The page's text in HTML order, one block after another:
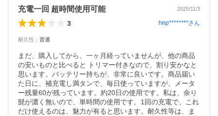
充電一回 超時間使用可能 2025/11/3
3 hnp********さん
耐久性 ： 普通
まだ、購入してから、一ヶ月経っていませんが、他の商品
の安いものと比べると トリマー付きなので、割り安かなと
思います。バッテリー持ちが、非常に良いです。商品届い
た日に、補充電し満タンで、毎日使っていますが、メータ
ー残量60が残っています。約20日の使用です。私は、余り
髭が濃く無いので、単時間の使用です。1回の充電で、これ
だけ使えるのは、魅力が有ると思います。耐久性等は、ま